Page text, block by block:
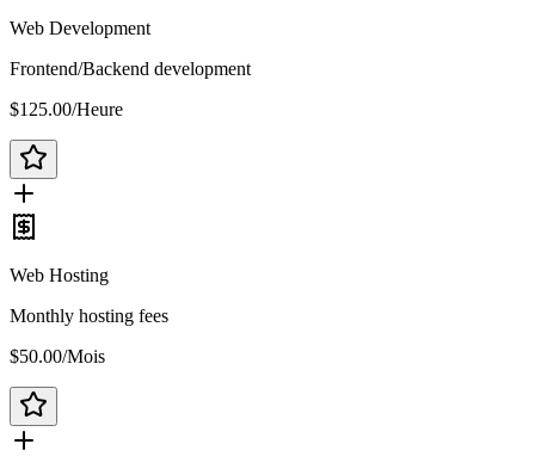
Web Development
Frontend/Backend development
$125.00/Heure
Web Hosting
Monthly hosting fees
$50.00/Mois